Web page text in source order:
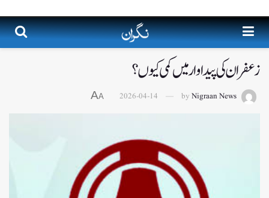
زعفران کی پیداوار میں کمی کیوں؟
by Nigraan News
2026-04-14
A
A